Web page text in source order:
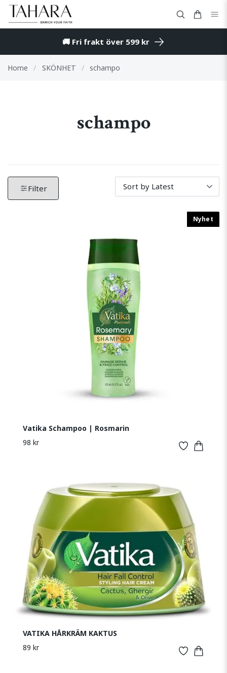
🚚 Fri frakt över 599 kr
Home / SKÖNHET / schampo
schampo
Filter
Filter by produkter. Klicka för att öppna
Tar bort alla aktiva filter och visar alla produkter.
Vatika Schampoo | Rosmarin
98 kr
Nyhet
VATIKA HÅRKRÄM KAKTUS
89 kr